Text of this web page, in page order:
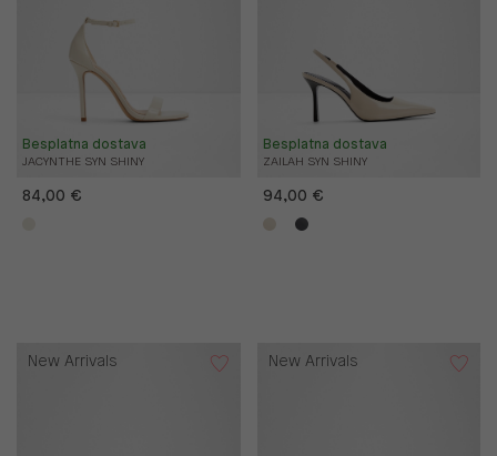
JACYNTHE SYN SHINY
Besplatna dostava
84,00 €
ZAILAH SYN SHINY
Besplatna dostava
94,00 €
New Arrivals New Arrivals